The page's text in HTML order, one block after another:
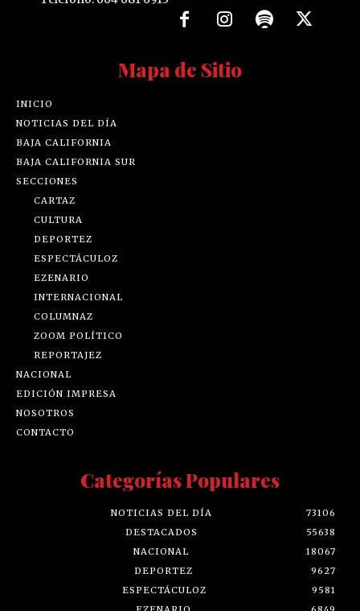
Mapa de Sitio
INICIO
NOTICIAS DEL DÍA
BAJA CALIFORNIA
BAJA CALIFORNIA SUR
SECCIONES
CARTAZ
CULTURA
DEPORTEZ
ESPECTÁCULOZ
EZENARIO
INTERNACIONAL
COLUMNAZ
ZOOM POLÍTICO
REPORTAJEZ
NACIONAL
EDICIÓN IMPRESA
NOSOTROS
CONTACTO
Categorías Populares
NOTICIAS DEL DÍA
73106
DESTACADOS
55638
NACIONAL
18067
DEPORTEZ
9627
ESPECTÁCULOZ
9581